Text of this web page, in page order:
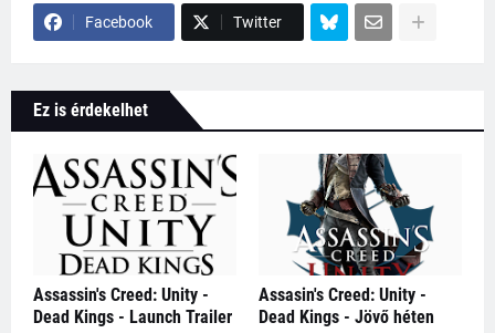
Facebook Twitter
Ez is érdekelhet
Assassin's Creed: Unity -
Dead Kings - Launch Trailer
Assasin's Creed: Unity -
Dead Kings - Jövő héten